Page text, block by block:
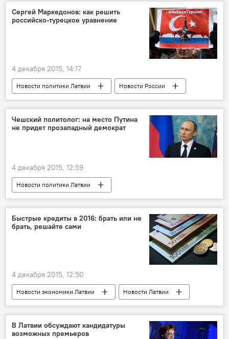
Сергей Маркедонов: как решить
российско-турецкое уравнение
4 декабря 2015, 14:17
Новости политики Латвии
Новости России
Новости мира
Эксперты Sputnik Латвия
Чешский политолог: на место Путина
не придет прозападный демократ
4 декабря 2015, 12:59
Новости политики Латвии
Быстрые кредиты в 2016: брать или не
брать, решайте сами
4 декабря 2015, 12:50
Новости экономики Латвии Новости Латвии
В Латвии обсуждают кандидатуры
возможных премьеров